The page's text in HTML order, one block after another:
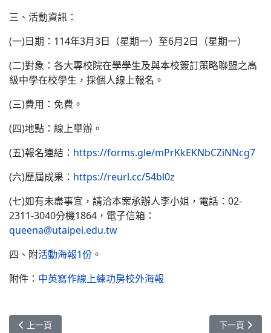
三、活動資訊：
(一)日期：114年3月3日（星期一）至6月2日（星期一）
(二)對象：各大專校院在學學生及與本校簽訂策略聯盟之高
級中學在校學生，採個人線上報名。
(三)費用：免費。
(四)地點：線上舉辦。
(五)報名連結： https://forms.gle/mPrKkEKNbCZiNNcg7
(六)歷屆成果： https://reurl.cc/54bl0z
(七)如有未盡事宜，請洽本案承辦人李小姐，電話：02-
2311-3040分機1864，電子信箱：
queena@utaipei.edu.tw
四、附活動海報1份 。
附件： 中英寫作線上練功房校外海報
上一篇文章: 轉知-[活動訊息]文藻學校財團法人文藻外語大學 - AI
上一頁 下一篇文章:
下一頁